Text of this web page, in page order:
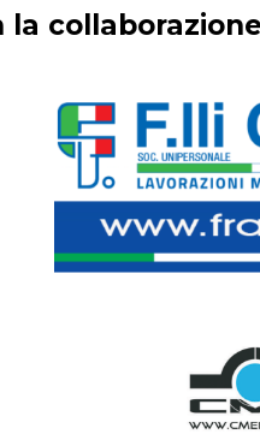
la